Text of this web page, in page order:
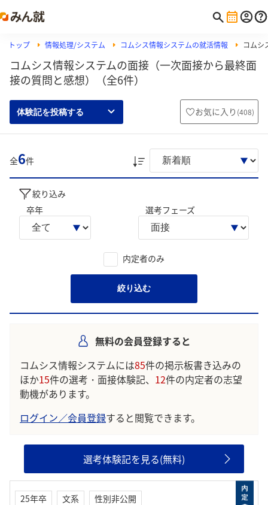
トップ 情報処理/システム コムシス情報システムの就活情報 コムシ
コムシス情報システムの面接（一次面接から最終面
接の質問と感想）（全6件）
体験記を投稿する お気に入り (408)
全6件
絞り込み
卒年
選考フェーズ
内定者のみ
絞り込む
無料の会員登録すると
コムシス情報システムには85件の掲示板書き込みの
ほか15件の選考・面接体験記、 12件の内定者の志望
動機があります。
ログイン／会員登録すると閲覧できます。
選考体験記を見る(無料)
25年卒 文系
性別非公開